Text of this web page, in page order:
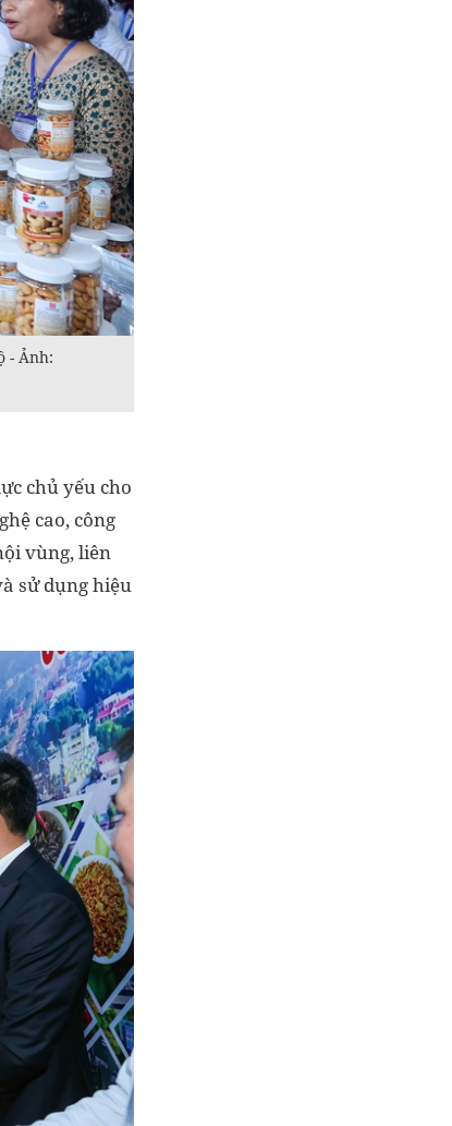
- Ảnh:
chủ yếu cho
cao, công
vùng, liên
sử dụng hiệu